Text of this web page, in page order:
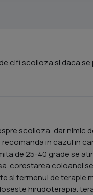
cifi scolioza si daca
scolioza, dar nimic
in cazul in
de 25-40 grade se
corestarea coloanei
si termenul de terapie
hirudoterapia.